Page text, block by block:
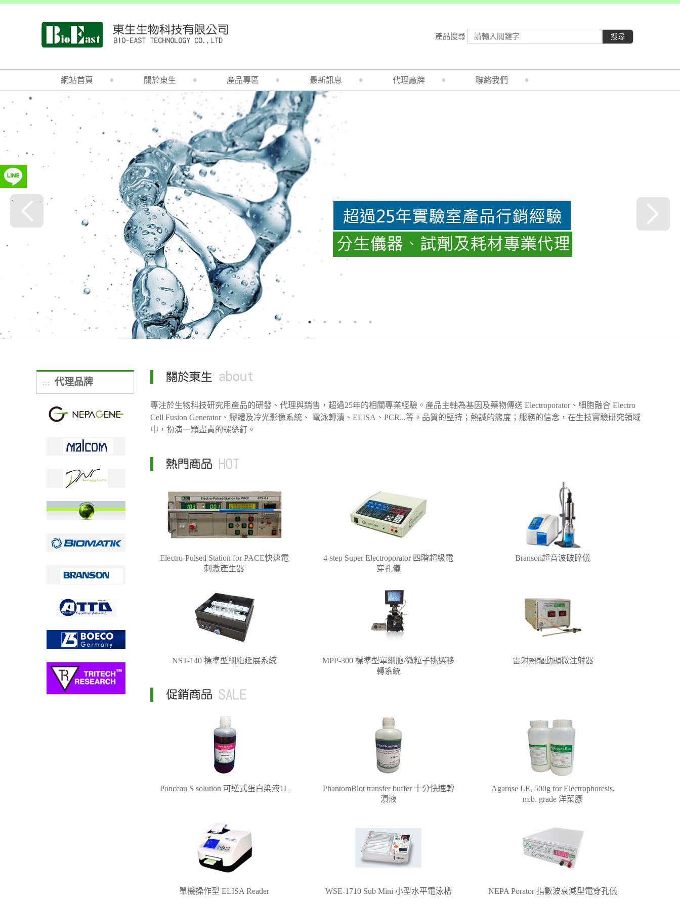
產品搜尋 搜尋
網站首頁 關於東生 產品專區 最新訊息 代理廠牌 聯絡我們
::: 代理品牌
專注於生物科技研究用產品的研發、代理與銷售，超過25年的相關專業經驗。產品主軸為基因及藥物傳送 Electroporator、細胞融合 Electro
Cell Fusion Generator、膠體及冷光影像系統、 電泳轉漬、ELISA、PCR...等。品質的堅持；熱誠的態度；服務的信念，在生技實驗研究領域
中，扮演一顆盡責的螺絲釘。
Electro-Pulsed Station for PACE快速電
刺激產生器
4-step Super Electroporator 四階超級電
穿孔儀
Branson超音波破碎儀
NST-140 標準型細胞延展系統
MPP-300 標準型單細胞/微粒子挑選移
轉系統
雷射熱驅動顯微注射器
Ponceau S solution 可逆式蛋白染液1L
PhantomBlot transfer buffer 十分快速轉
漬液
Agarose LE, 500g for Electrophoresis,
m.b. grade 洋菜膠
單機操作型 ELISA Reader WSE-1710 Sub Mini 小型水平電泳槽 NEPA Porator 指數波衰減型電穿孔儀